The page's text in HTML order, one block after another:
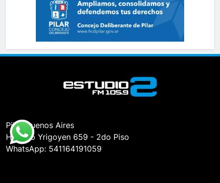
Pilar, Buenos Aires
Hipólito Yrigoyen 659 - 2do Piso
WhatsApp: 541164191059